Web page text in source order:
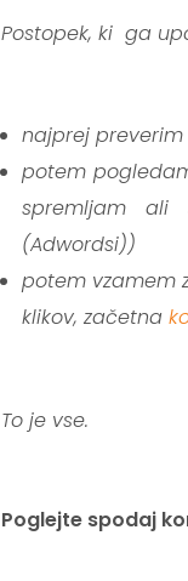
Postopek, ki ga
najprej
potem
spremljam ali
(Adwordsi))
potem vzamem
klikov, začetna
To je vse.
Poglejte spodaj